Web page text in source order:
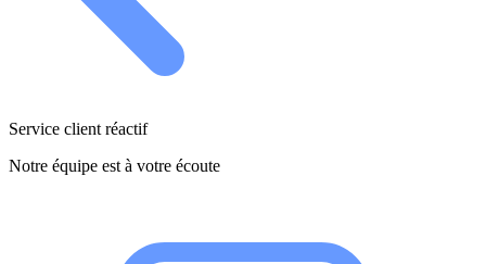
Service client réactif
Notre équipe est à votre écoute